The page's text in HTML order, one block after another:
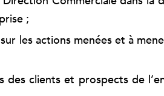
;
les actions menées et à
des clients et prospects de